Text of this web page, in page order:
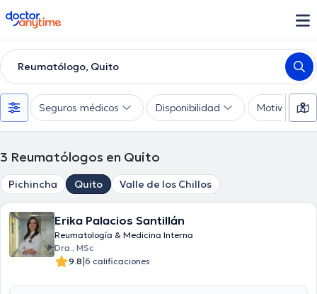
doctoranytime
Reumatólogo, Quito
Seguros médicos Disponibilidad Motivo de
3 Reumatólogos en Quito
Pichincha Quito Valle de los Chillos
Erika Palacios Santillán
Reumatología & Medicina Interna
Dra., MSc
9.8|6 calificaciones